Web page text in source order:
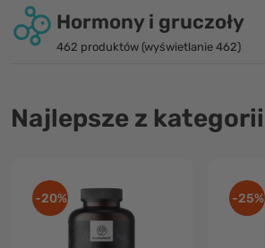
Hormony i gruczoły
462 produktów (wyświetlanie 462)
Najlepsze z kategorii
-20% -25%